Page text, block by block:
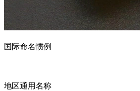
国际命名惯例
地区通用名称